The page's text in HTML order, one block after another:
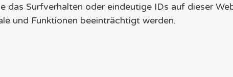
das Surfverhalten oder eindeutige IDs auf dieser
und Funktionen beeinträchtigt werden.